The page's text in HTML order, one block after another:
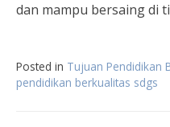
dan mampu bersaing di
Posted in Tujuan Pendidikan
pendidikan berkualitas sdgs